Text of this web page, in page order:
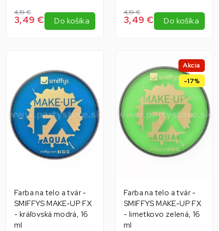
4,19 €
3,49 € Do košíka
4,19 €
3,49 € Do košíka
Farba na telo a tvár -
SMIFFYS MAKE-UP FX
- kráľovská modrá, 16
ml
Akcia
-17%
Farba na telo a tvár -
SMIFFYS MAKE-UP FX
- limetkovo zelená, 16
ml